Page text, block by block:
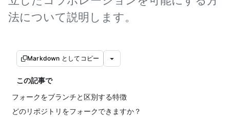
法について説明します。
Markdown としてコピー
この記事で
フォークをブランチと区別する特徴
どのリポジトリをフォークできますか？